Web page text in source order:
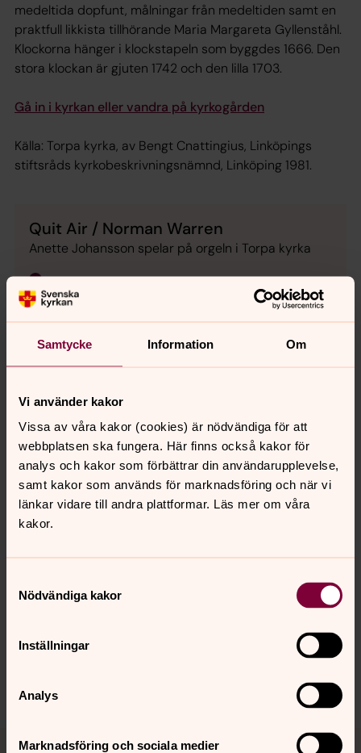
Samtycke Information Om
Vi använder kakor
Vissa av våra kakor (cookies) är nödvändiga för att
webbplatsen ska fungera. Här finns också kakor för
analys och kakor som förbättrar din användarupplevelse,
samt kakor som används för marknadsföring och när vi
länkar vidare till andra plattformar. Läs mer om våra
kakor.
Nödvändiga kakor
Inställningar
Analys
Marknadsföring och sociala medier
medeltida dopfunt, målningar från medeltiden samt en
praktfull likkista tillhörande Maria Margareta Gyllenståhl.
Klockorna hänger i klockstapeln som byggdes 1666. Den
stora klockan är gjuten 1742 och den lilla 1703.
Gå in i kyrkan eller vandra på kyrkogården
Källa: Torpa kyrka, av Bengt Cnattingius, Linköpings
stiftsråds kyrkobeskrivningsnämnd, Linköping 1981.
Quit Air / Norman Warren
Anette Johansson spelar på orgeln i Torpa kyrka
0:00 03:12
Kyrkklockorna i Torpa
0:00 01:03
Spela
Senast ändrad 14 maj 2024
ydre.pastorat@svenskakyrkan.se